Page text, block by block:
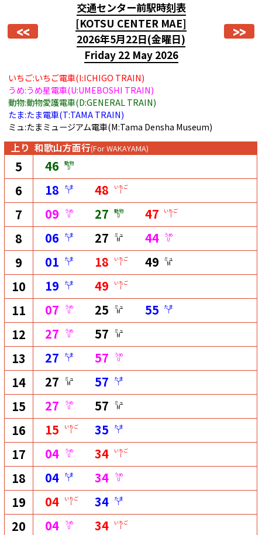
<<
交通センター前駅時刻表
[KOTSU CENTER MAE]
2026年5月22日(金曜日)
Friday 22 May 2026
>>
いちご:いちご電車(I:ICHIGO TRAIN)
うめ:うめ星電車(U:UMEBOSHI TRAIN)
動物:動物愛護電車(D:GENERAL TRAIN)
たま:たま電車(T:TAMA TRAIN)
ミュ:たまミュージアム電車(M:Tama Densha Museum)
上り 和歌山方面行(For WAKAYAMA)
5 46 動物
D
6 18 たま
T 48 いちご
I
7 09 うめ
U 27 動物
D 47 いちご
I
8 06 たま
T 27 ミュ
M 44 うめ
U
9 01 たま
T 18 いちご
I 49 ミュ
M
10 19 たま
T 49 いちご
I
11 07 うめ
U 25 ミュ
M 55 たま
T
12 27 うめ
U 57 ミュ
M
13 27 たま
T 57 うめ
U
14 27 ミュ
M 57 たま
T
15 27 うめ
U 57 ミュ
M
16 15 いちご
I 35 たま
T
17 04 うめ
U 34 いちご
I
18 04 たま
T 34 うめ
U
19 04 いちご
I 34 たま
T
20 04 うめ
U 34 いちご
I